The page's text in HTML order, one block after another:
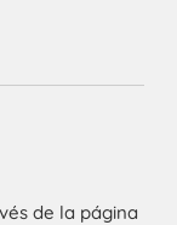
de la página